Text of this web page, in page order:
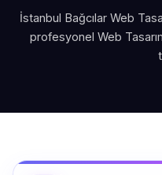
İstanbul Bağcılar Web
profesyonel Web